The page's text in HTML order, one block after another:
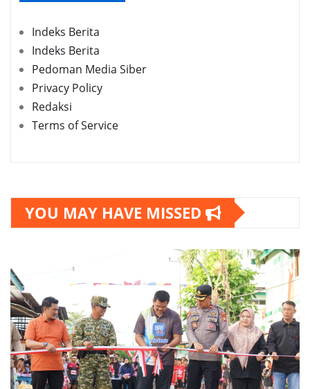
Indeks Berita
Indeks Berita
Pedoman Media Siber
Privacy Policy
Redaksi
Terms of Service
YOU MAY HAVE MISSED